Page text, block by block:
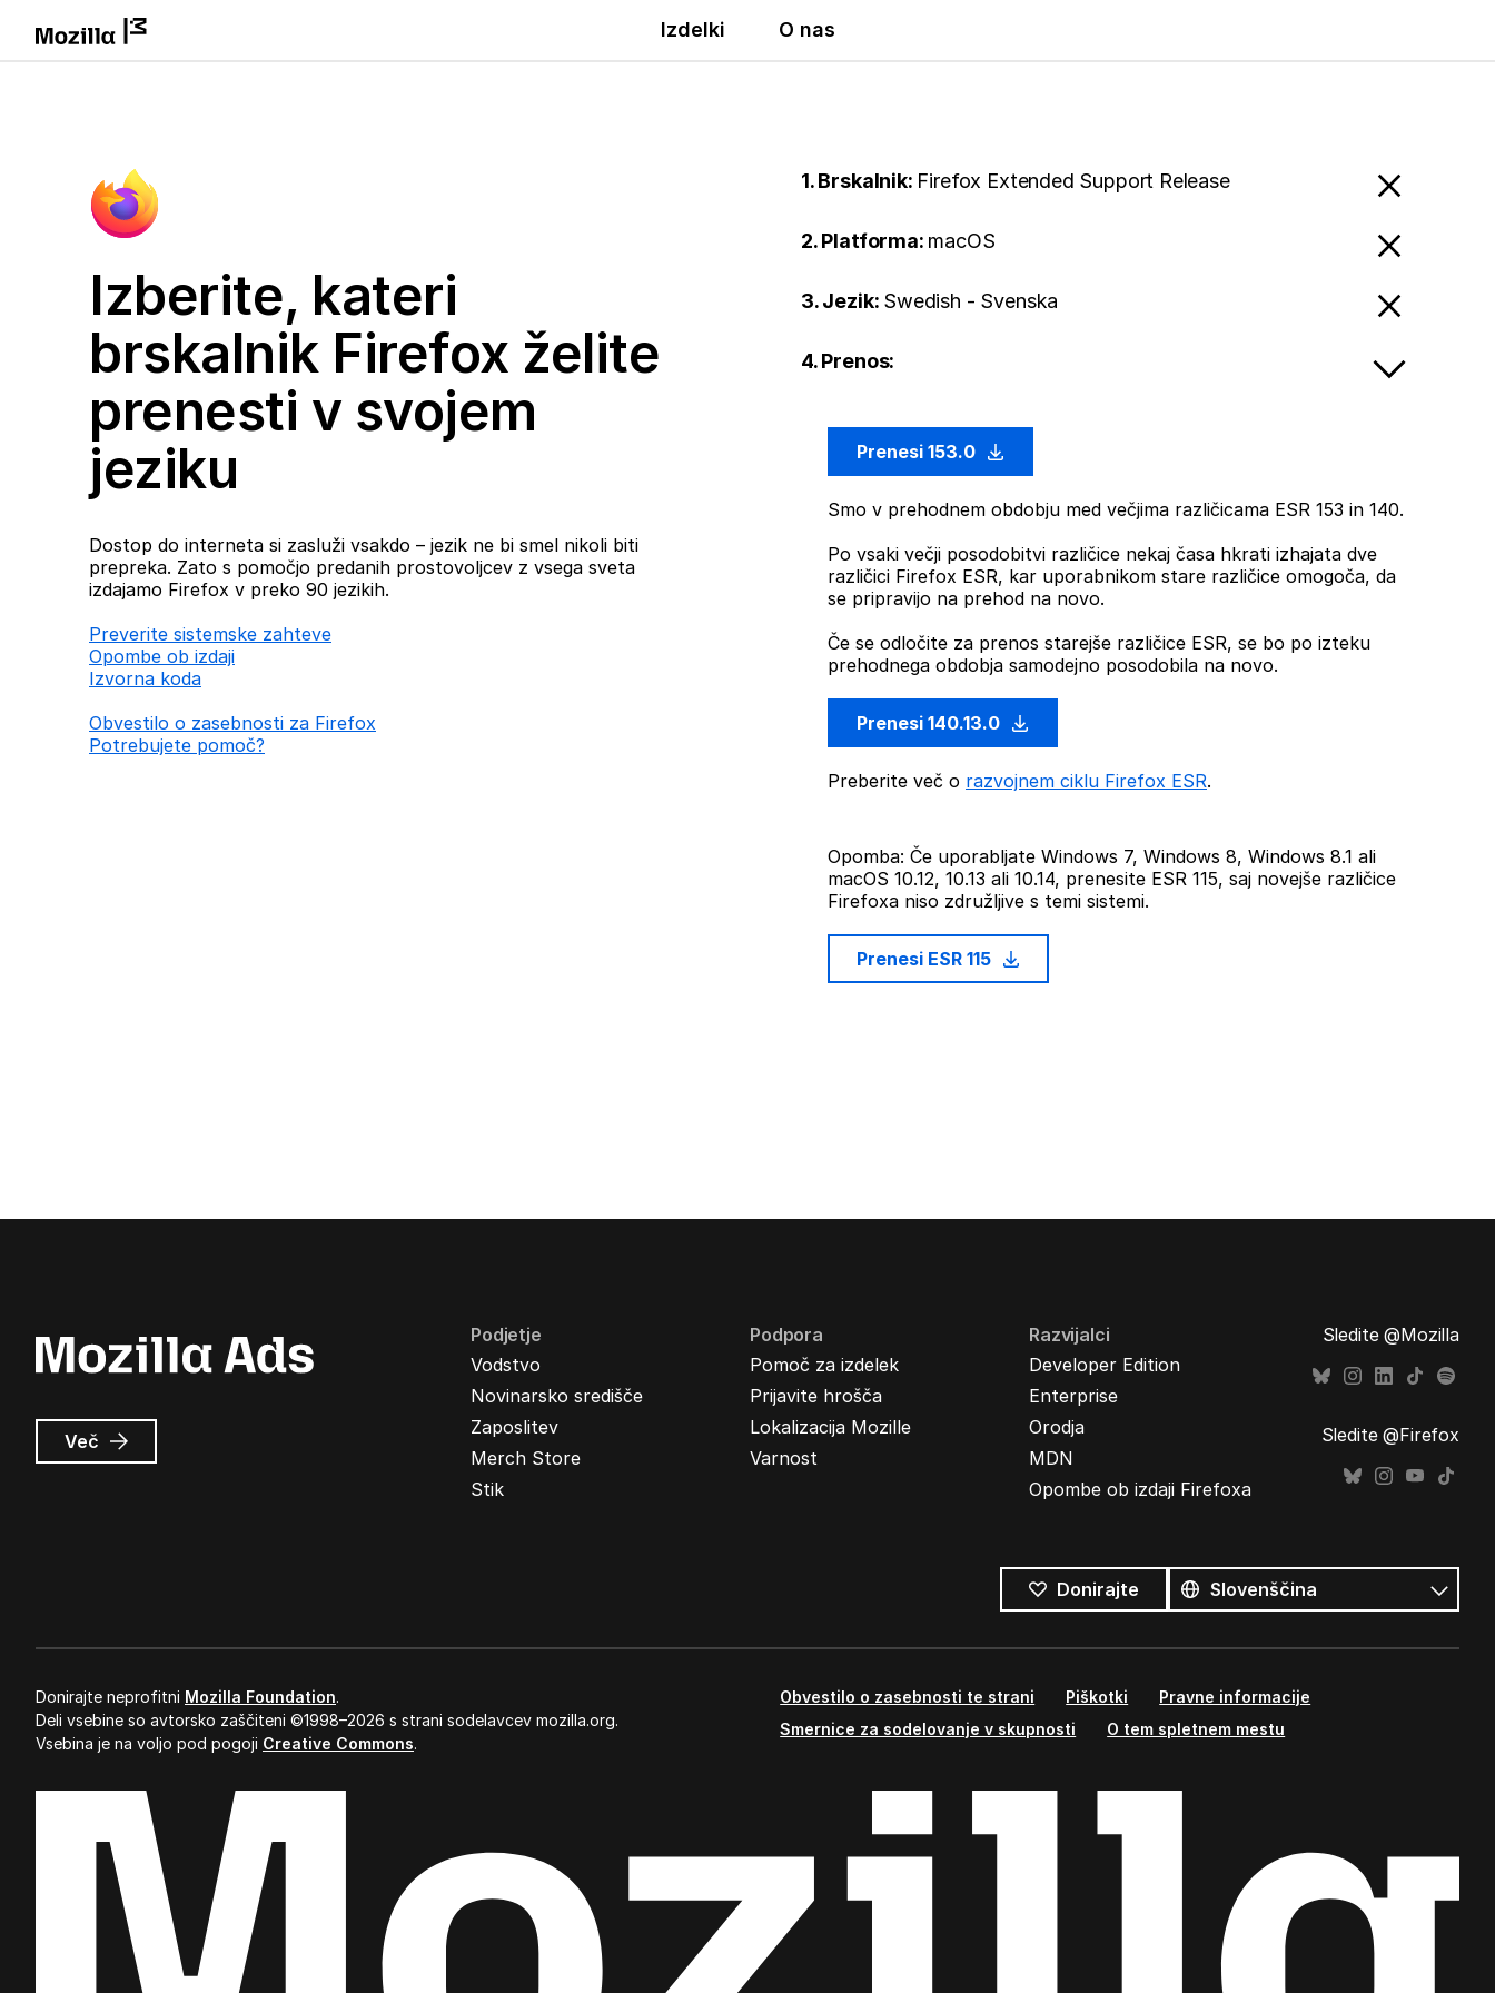
Izdelki O nas
Izberite, kateri
brskalnik Firefox želite
prenesti v svojem
jeziku
Dostop do interneta si zasluži vsakdo – jezik ne bi smel nikoli biti
prepreka. Zato s pomočjo predanih prostovoljcev z vsega sveta
izdajamo Firefox v preko 90 jezikih.
Preverite sistemske zahteve
Opombe ob izdaji
Izvorna koda
Obvestilo o zasebnosti za Firefox
Potrebujete pomoč?
1. Brskalnik: Firefox Extended Support Release
2. Platforma: macOS
3. Jezik: Swedish - Svenska
4. Prenos:
Prenesi 153.0
Smo v prehodnem obdobju med večjima različicama ESR 153 in 140.
Po vsaki večji posodobitvi različice nekaj časa hkrati izhajata dve
različici Firefox ESR, kar uporabnikom stare različice omogoča, da
se pripravijo na prehod na novo.
Če se odločite za prenos starejše različice ESR, se bo po izteku
prehodnega obdobja samodejno posodobila na novo.
Prenesi 140.13.0
Preberite več o razvojnem ciklu Firefox ESR.
Opomba: Če uporabljate Windows 7, Windows 8, Windows 8.1 ali
macOS 10.12, 10.13 ali 10.14, prenesite ESR 115, saj novejše različice
Firefoxa niso združljive s temi sistemi.
Prenesi ESR 115
Več o
Oglasi
Podjetje
Vodstvo
Novinarsko središče
Zaposlitev
Merch Store
Stik
Podpora
Pomoč za izdelek
Prijavite hrošča
Lokalizacija Mozille
Varnost
Razvijalci
Developer Edition
Enterprise
Orodja
MDN
Opombe ob izdaji Firefoxa
Sledite @Mozilla
Sledite @Firefox
Donirajte
jeziki
Jezik
Donirajte neprofitni Mozilla Foundation.
Deli vsebine so avtorsko zaščiteni ©1998–2026 s strani sodelavcev mozilla.org.
Vsebina je na voljo pod pogoji Creative Commons.
Obvestilo o zasebnosti te strani Piškotki
Pravne informacije
Smernice za sodelovanje v skupnosti
O tem spletnem mestu